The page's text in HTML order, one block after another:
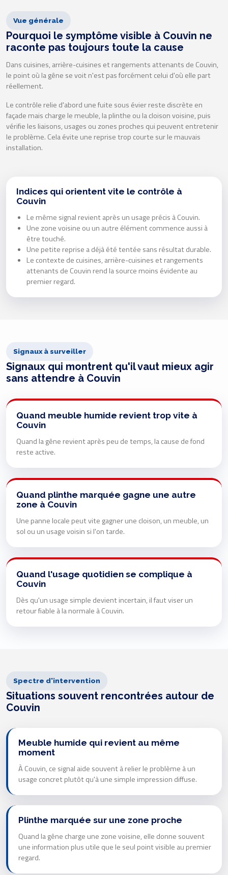
Vue générale
Pourquoi le symptôme visible à Couvin ne
raconte pas toujours toute la cause
Dans cuisines, arrière-cuisines et rangements attenants de Couvin,
le point où la gêne se voit n'est pas forcément celui d'où elle part
réellement.
Le contrôle relie d'abord une fuite sous évier reste discrète en
façade mais charge le meuble, la plinthe ou la cloison voisine, puis
vérifie les liaisons, usages ou zones proches qui peuvent entretenir
le problème. Cela évite une reprise trop courte sur le mauvais
installation.
Indices qui orientent vite le contrôle à
Couvin
Le même signal revient après un usage précis à Couvin.
Une zone voisine ou un autre élément commence aussi à
être touché.
Une petite reprise a déjà été tentée sans résultat durable.
Le contexte de cuisines, arrière-cuisines et rangements
attenants de Couvin rend la source moins évidente au
premier regard.
Signaux à surveiller
Signaux qui montrent qu'il vaut mieux agir
sans attendre à Couvin
Quand meuble humide revient trop vite à
Couvin
Quand la gêne revient après peu de temps, la cause de fond
reste active.
Quand plinthe marquée gagne une autre
zone à Couvin
Une panne locale peut vite gagner une cloison, un meuble, un
sol ou un usage voisin si l'on tarde.
Quand l'usage quotidien se complique à
Couvin
Dès qu'un usage simple devient incertain, il faut viser un
retour fiable à la normale à Couvin.
Spectre d'intervention
Situations souvent rencontrées autour de
Couvin
Meuble humide qui revient au même
moment
À Couvin, ce signal aide souvent à relier le problème à un
usage concret plutôt qu'à une simple impression diffuse.
Plinthe marquée sur une zone proche
Quand la gêne charge une zone voisine, elle donne souvent
une information plus utile que le seul point visible au premier
regard.